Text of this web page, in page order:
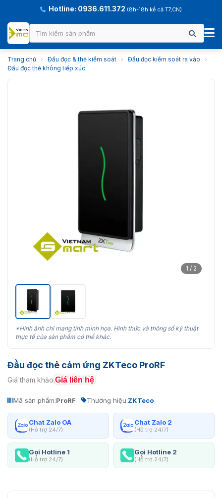
Hotline: 0936.611.372 (8h-18h kể cả T7,CN)
Trang chủ › Đầu đọc & thẻ kiểm soát › Đầu đọc kiểm soát ra vào
›
Đầu đọc thẻ không tiếp xúc
1 / 2
*Hình ảnh chỉ mang tính minh họa. Hình thức và thông số kỹ thuật
thực tế của sản phẩm có thể khác.
Đầu đọc thẻ cảm ứng ZKTeco ProRF
Giá tham khảo:Giá liên hệ
Mã sản phẩm:ProRF Thương hiệu:ZKTeco
Chat Zalo OA
(Hỗ trợ 24/7)
Chat Zalo 2
(Hỗ trợ 24/7)
Gọi Hotline 1
(Hỗ trợ 24/7)
Gọi Hotline 2
(Hỗ trợ 24/7)